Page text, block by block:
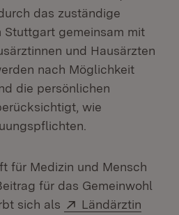
das zuständige
Stuttgart gemeinsam mit
und Hausärzten
nach Möglichkeit
die persönlichen
wie
für Medizin und Mensch
für das Gemeinwohl
sich als
Extern:
Ländärztin